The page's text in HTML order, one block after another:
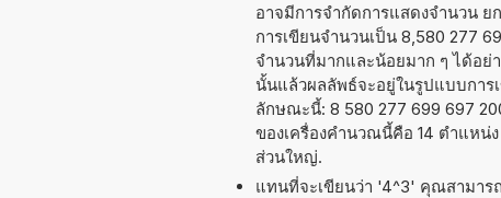
อาจมีการจำกัดการแสดงจำนวน
การเขียนจำนวนเป็น 8,580 277
จำนวนที่มากและน้อยมาก ๆ ได้อย่
นั้นแล้วผลลัพธ์จะอยู่ในรูปแบบการ
ลักษณะนี้: 8 580 277 699 697
ของเครื่องคำนวณนี้คือ 14 ตำแหน่
ส่วนใหญ่.
แทนที่จะเขียนว่า '4^3' คุณสามาร